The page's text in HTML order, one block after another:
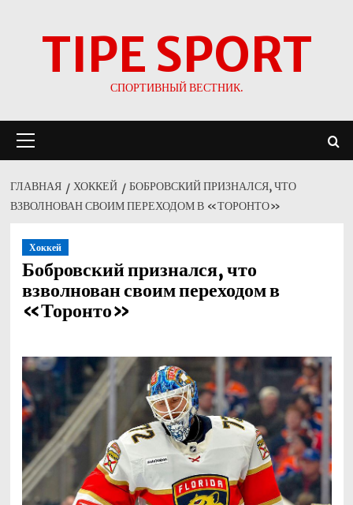
TIPE SPORT
СПОРТИВНЫЙ ВЕСТНИК.
меню
ГЛАВНАЯ ХОККЕЙ
БОБРОВСКИЙ ПРИЗНАЛСЯ, ЧТО
ВЗВОЛНОВАН СВОИМ ПЕРЕХОДОМ В «ТОРОНТО»
Хоккей
Бобровский признался, что
взволнован своим переходом в
«Торонто»